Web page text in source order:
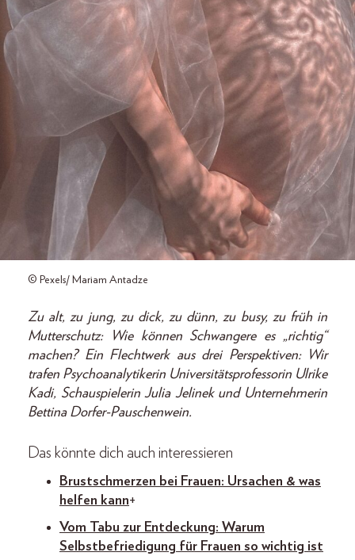
© Pexels/ Mariam Antadze
Zu alt, zu jung, zu dick, zu dünn, zu busy, zu früh in
Mutterschutz: Wie können Schwangere es „richtig“
machen? Ein Flechtwerk aus drei Perspektiven: Wir
trafen Psychoanalytikerin Universitätsprofessorin Ulrike
Kadi, Schauspielerin Julia Jelinek und Unternehmerin
Bettina Dorfer-Pauschenwein.
Das könnte dich auch interessieren
Brustschmerzen bei Frauen: Ursachen & was
helfen kann+
Vom Tabu zur Entdeckung: Warum
Selbstbefriedigung für Frauen so wichtig ist